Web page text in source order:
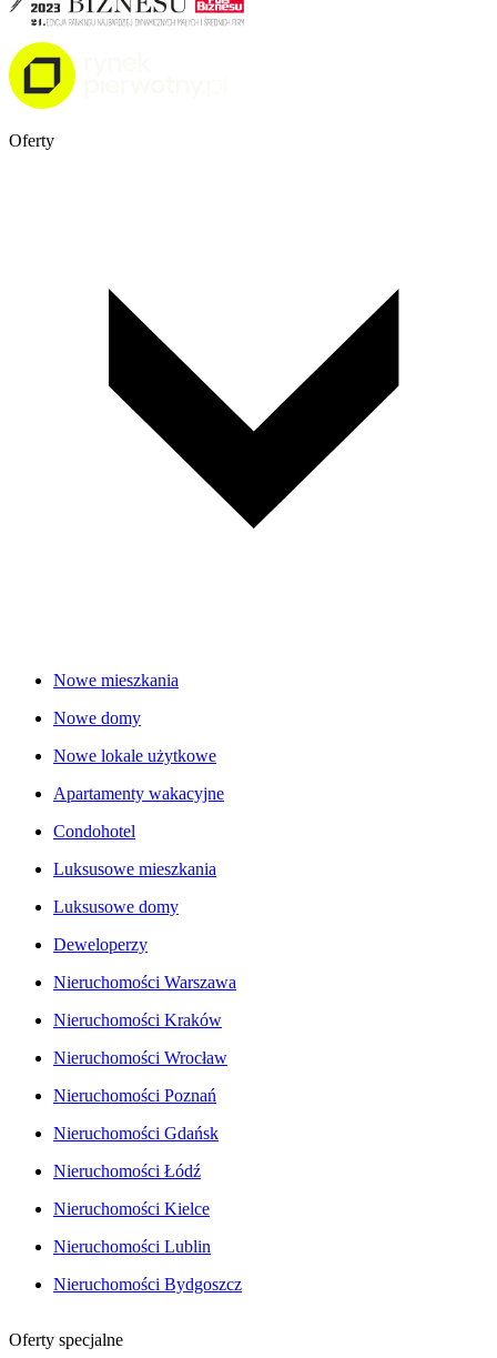
Oferty
Nowe mieszkania
Nowe domy
Nowe lokale użytkowe
Apartamenty wakacyjne
Condohotel
Luksusowe mieszkania
Luksusowe domy
Deweloperzy
Nieruchomości Warszawa
Nieruchomości Kraków
Nieruchomości Wrocław
Nieruchomości Poznań
Nieruchomości Gdańsk
Nieruchomości Łódź
Nieruchomości Kielce
Nieruchomości Lublin
Nieruchomości Bydgoszcz
Oferty specjalne